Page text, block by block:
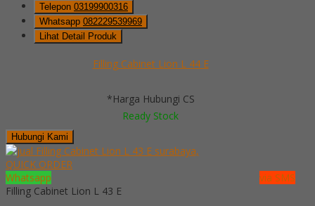
Telepon 03199900316
Whatsapp 082229539969
Lihat Detail Produk
Filling Cabinet Lion L 44 E
*Harga Hubungi CS
Ready Stock
Hubungi Kami
QUICK ORDER
Whatsapp
via SMS
Filling Cabinet Lion L 43 E